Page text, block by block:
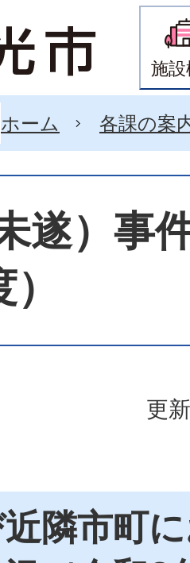
施
ホーム 各課の案
遂）事
更
隣市町